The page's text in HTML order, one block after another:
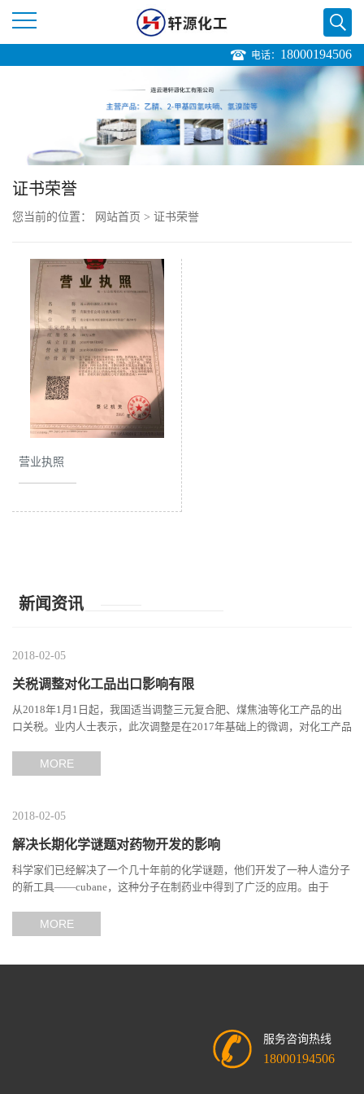
页
公
司
介
绍
公
司
动
态
品
厅
联
式
在
电话： 18000194506
证书荣誉
您当前的位置： 网站首页 > 证书荣誉
营业执照
新闻资讯
2018-02-05
关税调整对化工品出口影响有限
从2018年1月1日起，我国适当调整三元复合肥、煤焦油等化工产品的出
口关税。业内人士表示，此次调整是在2017年基础上的微调，对化工产品
MORE
2018-02-05
解决长期化学谜题对药物开发的影响
科学家们已经解决了一个几十年前的化学谜题，他们开发了一种人造分子
的新工具——cubane，这种分子在制药业中得到了广泛的应用。由于
MORE
服务咨询热线
18000194506